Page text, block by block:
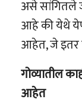
असे सांगितले
आहे की येथे
आहेत, जे इतर
गोव्यातील
आहेत